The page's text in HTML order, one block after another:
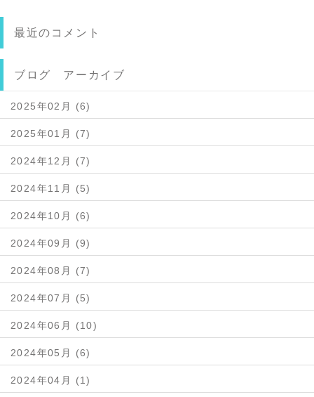
最近のコメント
ブログ アーカイブ
2025年02月 (6)
2025年01月 (7)
2024年12月 (7)
2024年11月 (5)
2024年10月 (6)
2024年09月 (9)
2024年08月 (7)
2024年07月 (5)
2024年06月 (10)
2024年05月 (6)
2024年04月 (1)